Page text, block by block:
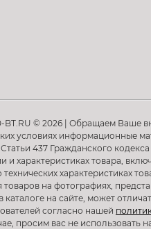
BT.RU © 2026 | Обращаем Ваше
условиях информационные
437 Гражданского
и характеристиках товара,
характеристиках
на фотографиях,
на сайте, может
согласно нашей
просим вас не использовать